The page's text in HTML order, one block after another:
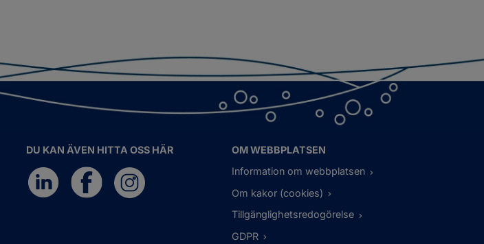
DU KAN ÄVEN HITTA OSS HÄR
OM WEBBPLATSEN
Information om webbplatsen
Om kakor (cookies)
Tillgänglighetsredogörelse
GDPR